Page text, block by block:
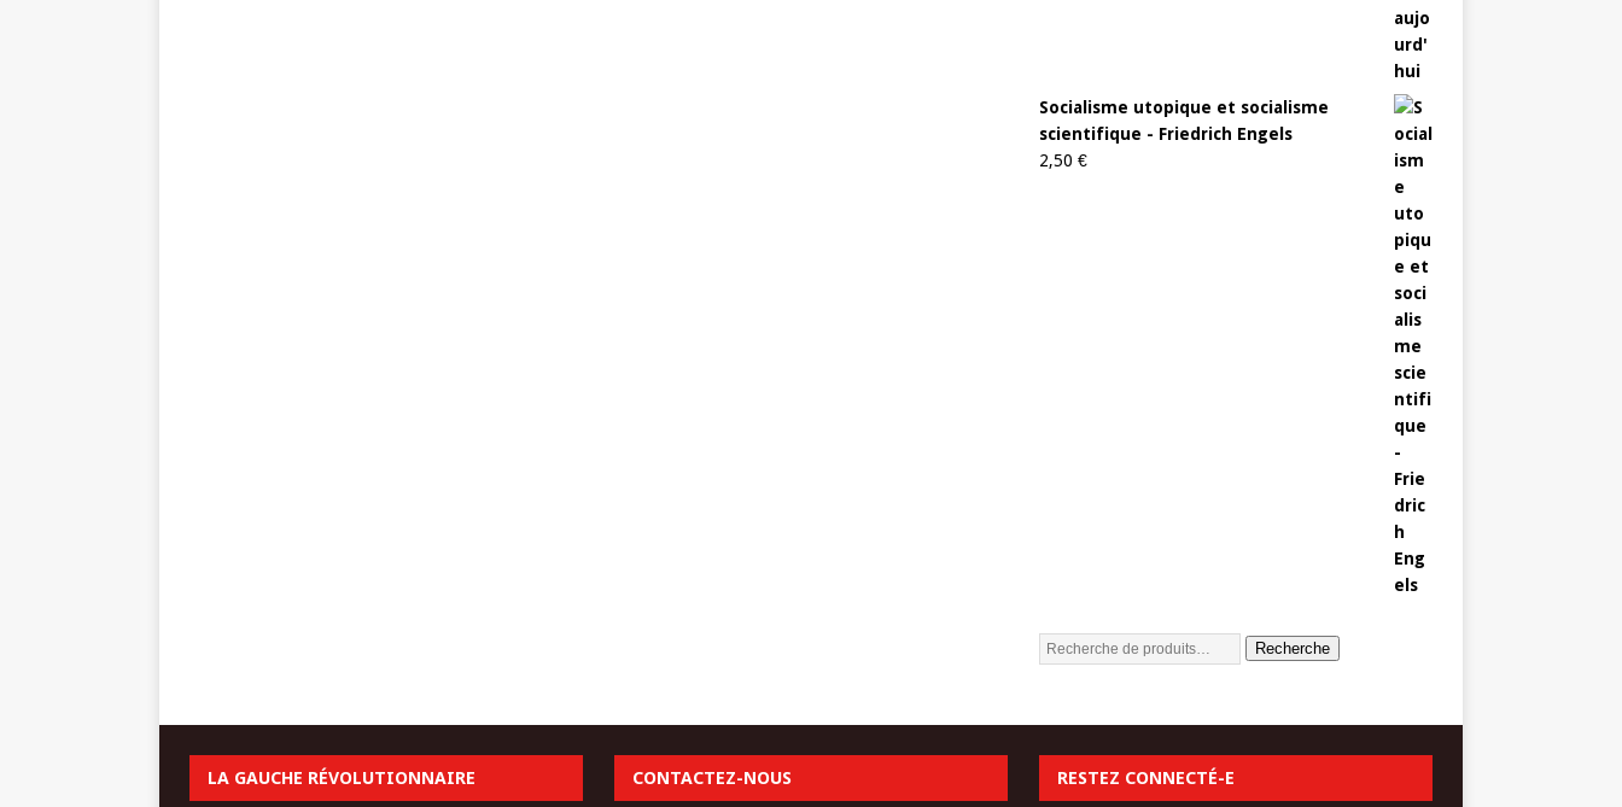
Socialisme utopique et socialisme
scientifique - Friedrich Engels
2,50 €
Recherche
LA GAUCHE RÉVOLUTIONNAIRE CONTACTEZ-NOUS RESTEZ CONNECTÉ-E